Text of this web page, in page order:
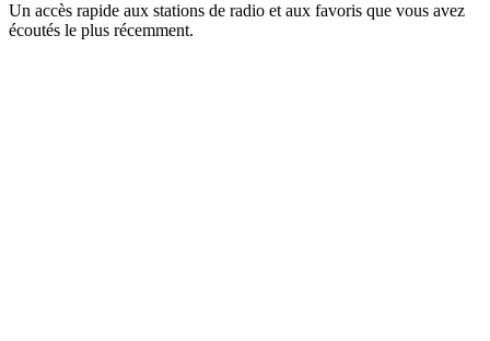
Un accès rapide aux stations de radio et aux favoris que vous avez
écoutés le plus récemment.